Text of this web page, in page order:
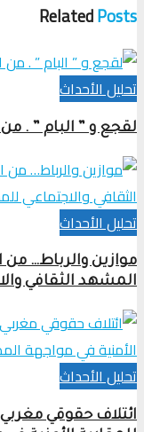
RelatedPosts
تحلیل الأحداث
لقجع و ” البام ” .
تحلیل الأحداث
موازين والرباط… من
المشهد الثقافي
تحلیل الأحداث
ائتلاف حقوقي